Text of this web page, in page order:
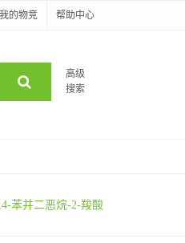
我的物竞 帮助中心
高级
搜索
苯并二恶烷-2-羧酸